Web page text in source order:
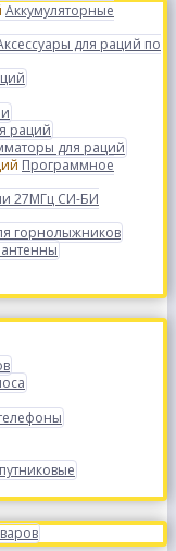
Аккумуляторные
для раций по
раций
для раций
Программное
27МГц СИ-БИ
горнолыжников